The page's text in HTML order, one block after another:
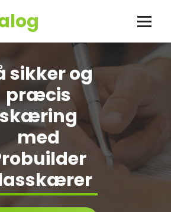
sikker og
præcis
skæring
med